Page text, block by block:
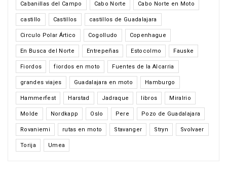
Cabanillas del Campo Cabo Norte Cabo Norte en Moto
castillo Castillos castillos de Guadalajara
Circulo Polar Ártico Cogolludo Copenhague
En Busca del Norte Entrepeñas Estocolmo Fauske
Fiordos fiordos en moto Fuentes de la Alcarria
grandes viajes Guadalajara en moto Hamburgo
Hammerfest Harstad Jadraque libros Miralrio
Molde Nordkapp Oslo Pere Pozo de Guadalajara
Rovaniemi rutas en moto Stavanger Stryn Svolvaer
Torija Umea